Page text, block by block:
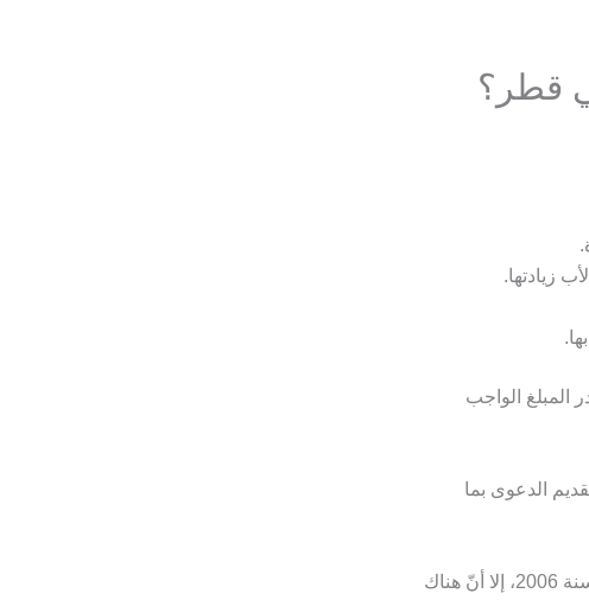
قطر؟
زيادتها.
المبلغ الواجب
الدعوى بما
ورغم أن النفقة التزام ثابت على الأب وفق قانون الأسرة القطري رقم (22) لسنة 2006، إلا أنّ هناك